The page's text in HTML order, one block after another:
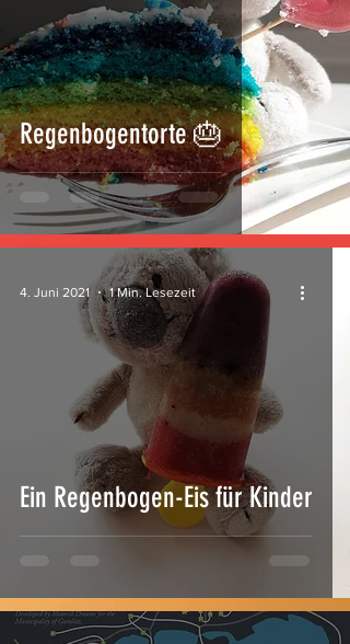
Regenbogentorte 🎂
Ein Regenbogen-Eis für Kinder
4. Juni 2021 1 Min. Lesezeit